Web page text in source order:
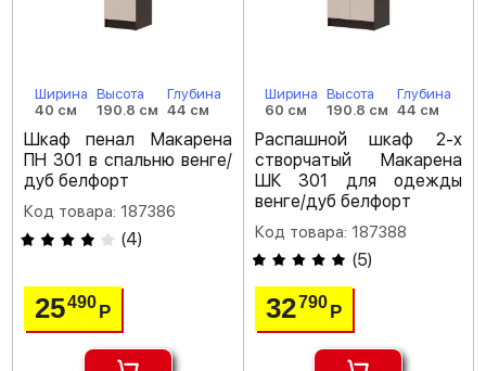
Ширина
40 см
Высота
190.8 см
Глубина
44 см
Шкаф пенал Макарена
ПН 301 в спальню венге/
дуб белфорт
Код товара: 187386
(4)
25490Р
Ширина
60 см
Высота
190.8 см
Глубина
44 см
Распашной шкаф 2-х
створчатый Макарена
ШК 301 для одежды
венге/дуб белфорт
Код товара: 187388
(5)
32790 Р